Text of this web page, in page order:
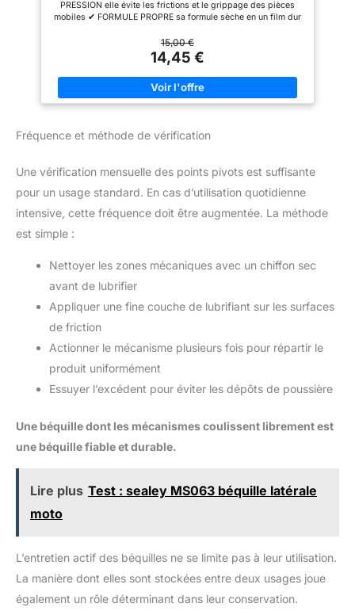
PRESSION elle évite les frictions et le grippage des pièces
mobiles ✔ FORMULE PROPRE sa formule sèche en un film dur
salissures telles que la poussière par exemple ✔ FORMULE
ANTICORROSION elle assure une isolation contre l'humidité et
donc une excellente protection contre la corrosion ✔ DES
CARACTÉRISTIQUES POLYVALENTES en plus d'un séchage
rapide sa formule est utilisable de -35°C à +200°C et est
compatible avec de nombreux matériaux tels que le métal le
une pulvérisation large lorsque le tube est abaissé et une
date de production
15,00 €
14,45 €
Fréquence et méthode de vérification
Une vérification mensuelle des points pivots est suffisante
pour un usage standard. En cas d’utilisation quotidienne
intensive, cette fréquence doit être augmentée. La méthode
est simple :
Nettoyer les zones mécaniques avec un chiffon sec
avant de lubrifier
Appliquer une fine couche de lubrifiant sur les surfaces
de friction
Actionner le mécanisme plusieurs fois pour répartir le
produit uniformément
Essuyer l’excédent pour éviter les dépôts de poussière
Une béquille dont les mécanismes coulissent librement est
une béquille fiable et durable.
Lire plus Test : sealey MS063 béquille latérale
moto
L’entretien actif des béquilles ne se limite pas à leur utilisation.
La manière dont elles sont stockées entre deux usages joue
également un rôle déterminant dans leur conservation.